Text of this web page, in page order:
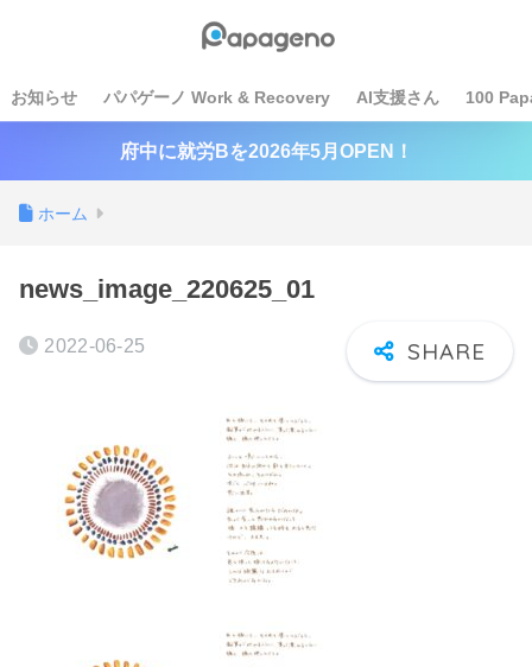
お知らせ パパゲーノ Work & Recovery AI支援さん 100
府中に就労Bを2026年5月OPEN！
ホーム
news_image_220625_01
2022-06-25